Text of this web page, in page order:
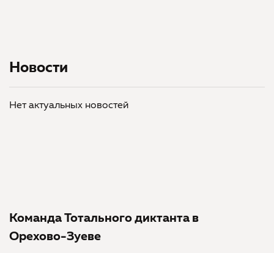
Новости
Нет актуальных новостей
Команда Тотального диктанта в
Орехово-Зуеве